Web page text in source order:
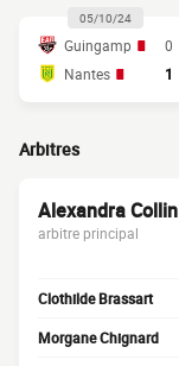
05/10/24
Guingamp
0
Nantes
1
Arbitres
Alexandra Collin
arbitre principal
Clothilde Brassart
Morgane Chignard